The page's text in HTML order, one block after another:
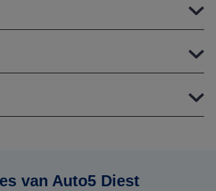
van Auto5 Diest